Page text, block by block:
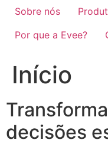
Sobre nós
Por que a Evee?
Início
decisões